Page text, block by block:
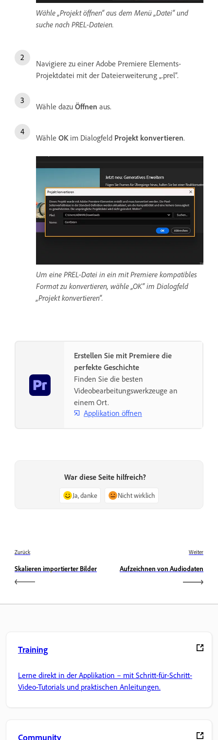
Wähle „Projekt öffnen“ aus dem Menü „Datei“ und
suche nach PREL-Dateien.
Navigiere zu einer Adobe Premiere Elements-
Projektdatei mit der Dateierweiterung „.prel“.
Wähle dazu Öffnen aus.
Wähle OK im Dialogfeld Projekt konvertieren.
Um eine PREL-Datei in ein mit Premiere kompatibles
Format zu konvertieren, wähle „OK“ im Dialogfeld
„Projekt konvertieren“.
Erstellen Sie mit Premiere die
perfekte Geschichte
Finden Sie die besten
Videobearbeitungswerkzeuge an
einem Ort.
Applikation öffnen
War diese Seite hilfreich?
Ja, danke Nicht wirklich
Zurück
Skalieren importierter Bilder
Weiter
Aufzeichnen von Audiodaten
Training
Lerne direkt in der Applikation – mit Schritt-für-Schritt-
Video-Tutorials und praktischen Anleitungen.
Community